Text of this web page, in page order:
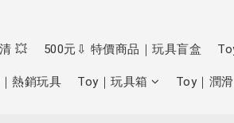
💥 500元⇩ 特價商品｜玩具盲盒
熱銷玩具 Toy｜玩具箱 Toy｜潤